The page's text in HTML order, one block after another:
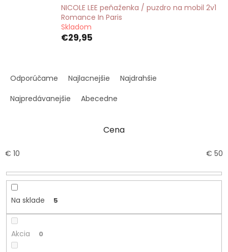
NICOLE LEE peňaženka / puzdro na mobil 2v1
Romance In Paris
Skladom
€29,95
a
e
r
d
t
Odporúčame Najlacnejšie
Najdrahšie
Najpredávanejšie
Abecedne
Cena
€ 10 € 50
Na sklade 5
Akcia 0